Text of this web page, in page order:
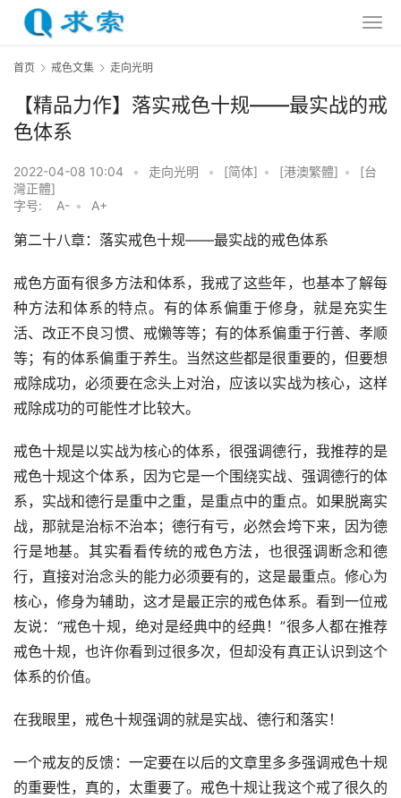
首页 戒色文集 走向光明
【精品力作】落实戒色十规——最实战的戒
色体系
2022-04-08 10:04 • 走向光明 • [简体] • [港澳繁體] •
[台
灣正體]
字号:
A- • A+
第二十八章：落实戒色十规——最实战的戒色体系
戒色方面有很多方法和体系，我戒了这些年，也基本了解每
种方法和体系的特点。有的体系偏重于修身，就是充实生
活、改正不良习惯、戒懒等等；有的体系偏重于行善、孝顺
等；有的体系偏重于养生。当然这些都是很重要的，但要想
戒除成功，必须要在念头上对治，应该以实战为核心，这样
戒除成功的可能性才比较大。
戒色十规是以实战为核心的体系，很强调德行，我推荐的是
戒色十规这个体系，因为它是一个围绕实战、强调德行的体
系，实战和德行是重中之重，是重点中的重点。如果脱离实
战，那就是治标不治本；德行有亏，必然会垮下来，因为德
行是地基。其实看看传统的戒色方法，也很强调断念和德
行，直接对治念头的能力必须要有的，这是最重点。修心为
核心，修身为辅助，这才是最正宗的戒色体系。看到一位戒
友说：“戒色十规，绝对是经典中的经典！”很多人都在推荐
戒色十规，也许你看到过很多次，但却没有真正认识到这个
体系的价值。
在我眼里，戒色十规强调的就是实战、德行和落实！
一个戒友的反馈：一定要在以后的文章里多多强调戒色十规
的重要性，真的，太重要了。戒色十规让我这个戒了很久的